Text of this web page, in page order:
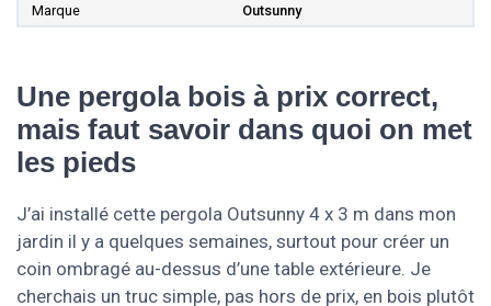
Marque Outsunny
Une pergola bois à prix correct,
mais faut savoir dans quoi on met
les pieds
J’ai installé cette pergola Outsunny 4 x 3 m dans mon
jardin il y a quelques semaines, surtout pour créer un
coin ombragé au-dessus d’une table extérieure. Je
cherchais un truc simple, pas hors de prix, en bois plutôt